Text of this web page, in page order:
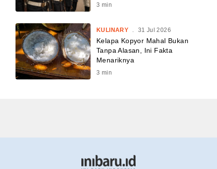
3 min
KULINARY . 31 Jul 2026
Kelapa Kopyor Mahal Bukan
Tanpa Alasan, Ini Fakta
Menariknya
3 min